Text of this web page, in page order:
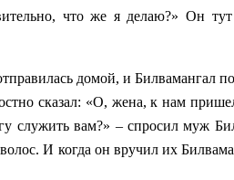
что же я делаю?» Он
домой, и Билвамангал
сказал: «О, жена, к нам
служить вам?» – спросил муж
И когда он вручил их